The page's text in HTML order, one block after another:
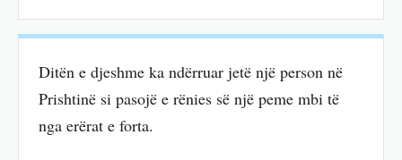
Ditën e djeshme ka ndërruar jetë një person në
Prishtinë si pasojë e rënies së një peme mbi të
nga erërat e forta.